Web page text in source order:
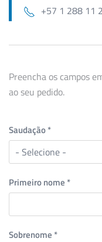
+57 1 288 11
Preencha os campos
ao seu pedido.
Saudação*
Primeiro nome *
Sobrenome *